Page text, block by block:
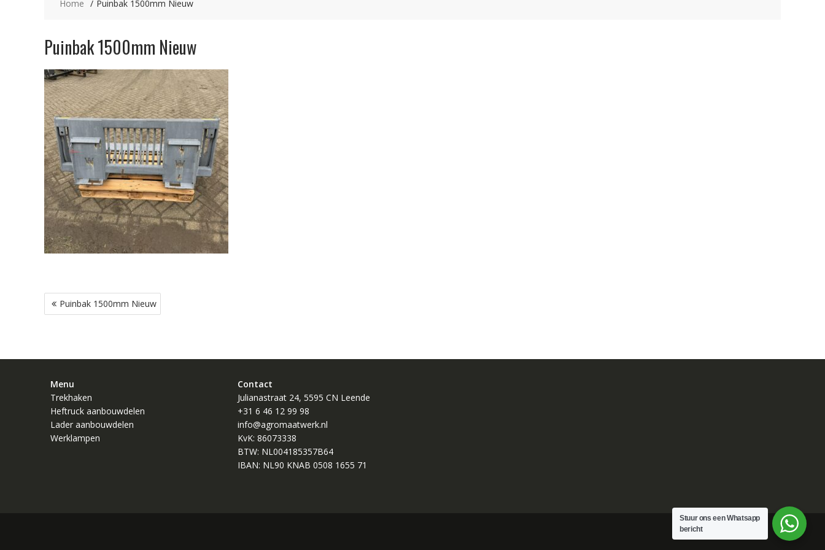
Home Puinbak 1500mm Nieuw
Puinbak 1500mm Nieuw
Bericht
navigatie
Puinbak 1500mm Nieuw
Menu
Trekhaken
Heftruck aanbouwdelen
Lader aanbouwdelen
Werklampen
Contact
Julianastraat 24, 5595 CN Leende
+31 6 46 12 99 98
info@agromaatwerk.nl
KvK: 86073338
BTW: NL004185357B64
IBAN: NL90 KNAB 0508 1655 71
Stuur ons een Whatsapp
bericht